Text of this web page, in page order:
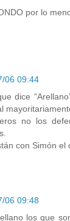
por lo
06 09:44
dice
no los
con Simón el
06 09:48
los que